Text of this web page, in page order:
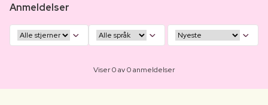
Anmeldelser
Viser 0 av 0 anmeldelser